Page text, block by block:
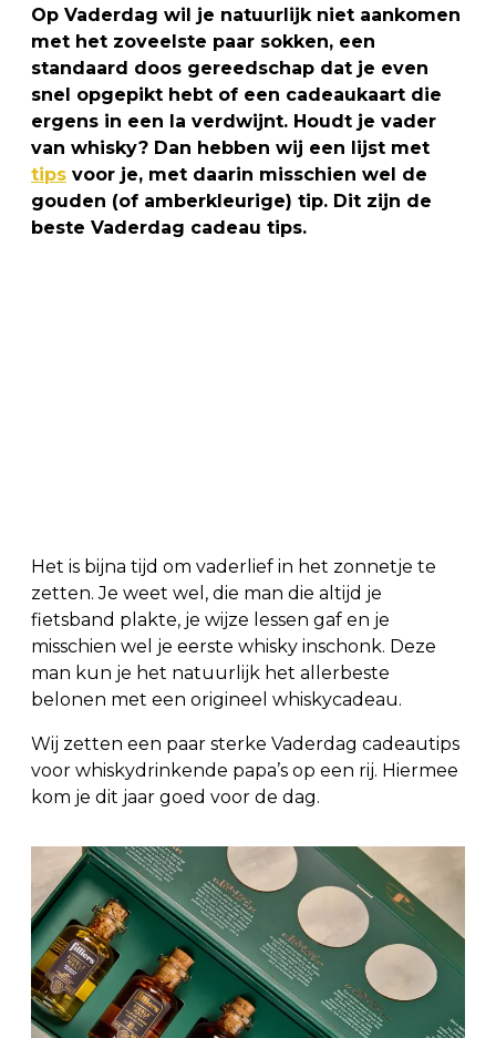
Op Vaderdag wil je natuurlijk niet aankomen
met het zoveelste paar sokken, een
standaard doos gereedschap dat je even
snel opgepikt hebt of een cadeaukaart die
ergens in een la verdwijnt. Houdt je vader
van whisky? Dan hebben wij een lijst met
tips voor je, met daarin misschien wel de
gouden (of amberkleurige) tip. Dit zijn de
beste Vaderdag cadeau tips.
Het is bijna tijd om vaderlief in het zonnetje te
zetten. Je weet wel, die man die altijd je
fietsband plakte, je wijze lessen gaf en je
misschien wel je eerste whisky inschonk. Deze
man kun je het natuurlijk het allerbeste
belonen met een origineel whiskycadeau.
Wij zetten een paar sterke Vaderdag cadeautips
voor whiskydrinkende papa’s op een rij. Hiermee
kom je dit jaar goed voor de dag.